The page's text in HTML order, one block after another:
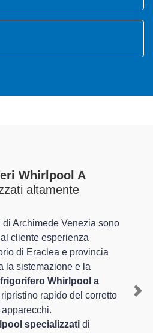
Whirlpool A
altamente
di Archimede Venezia sono
cliente esperienza
di Eraclea e provincia
la sistemazione e la
Whirlpool a
rapido del corretto
specializzati di